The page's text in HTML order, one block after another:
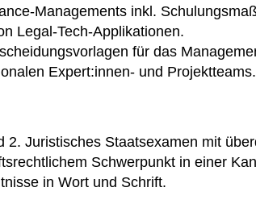
Managements inkl.
Legal-Tech-Applikationen.
für das
Expert:innen- und Projektteams.
2. Juristisches Staatsexamen mit
Schwerpunkt in einer
in Wort und Schrift.